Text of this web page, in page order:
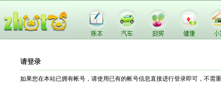
请登录
如果您在本站已拥有帐号，请使用已有的帐号信息直接进行登录即可，不需